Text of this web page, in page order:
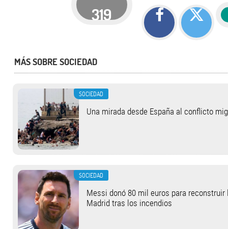
319
MÁS SOBRE SOCIEDAD
SOCIEDAD
Una mirada desde España al conflicto
SOCIEDAD
Messi donó 80 mil euros para reconstruir
Madrid tras los incendios